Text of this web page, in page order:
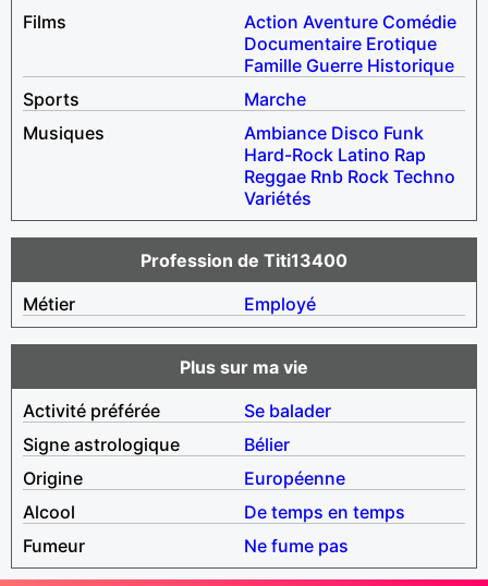
Films
Action Aventure Comédie
Documentaire Erotique
Famille Guerre Historique
Sports
Marche
Musiques
Ambiance Disco Funk
Hard-Rock Latino Rap
Reggae Rnb Rock Techno
Variétés
Profession de Titi13400
Métier
Employé
Plus sur ma vie
Activité préférée
Se balader
Signe astrologique
Bélier
Origine
Européenne
Alcool
De temps en temps
Fumeur
Ne fume pas